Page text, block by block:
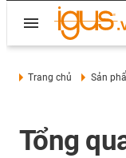
Trang chủ Sản
Tổng